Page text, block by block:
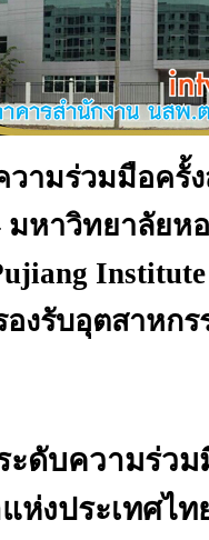
วามร่วมมือครั้
มหาวิทยาลัยห
งรับอุตสาหก
ะดับความร่ว
ห่งประเทศไ